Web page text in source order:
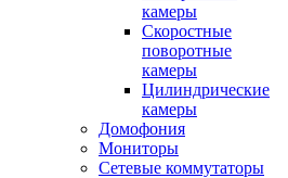
камеры
Скоростные
поворотные
камеры
Цилиндрические
камеры
Домофония
Мониторы
Сетевые коммутаторы